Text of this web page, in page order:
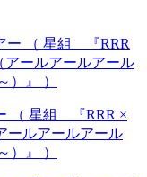
（ 星組 『RRR ×
ールアールアール
）』 ）